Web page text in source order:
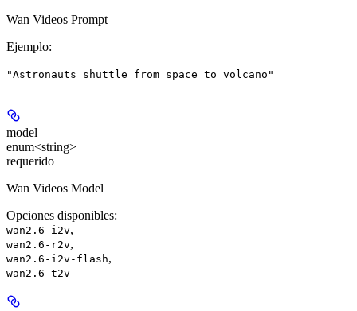
Wan Videos Prompt
Ejemplo:
"Astronauts shuttle from space to volcano"
model
enum<string>
requerido
Wan Videos Model
Opciones disponibles:
wan2.6-i2v,
wan2.6-r2v,
wan2.6-i2v-flash,
wan2.6-t2v